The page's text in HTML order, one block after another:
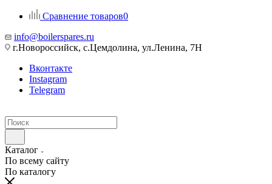
Сравнение товаров0
info@boilerspares.ru
г.Новороссийск, с.Цемдолина, ул.Ленина, 7Н
Вконтакте
Instagram
Telegram
Каталог
По всему сайту
По каталогу